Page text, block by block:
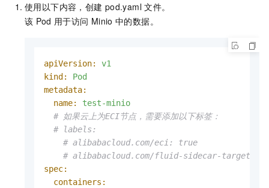
使用以下内容，创建 pod.yaml 文件。
该 Pod 用于访问 Minio 中的数据。
apiVersion:
v1
kind:
Pod
metadata:
name:
test-minio
# 如果云上为ECI节点，需要添加以下标签：
# labels:
# alibabacloud.com/eci: true
# alibabacloud.com/fluid-sidecar-target:
spec:
containers: